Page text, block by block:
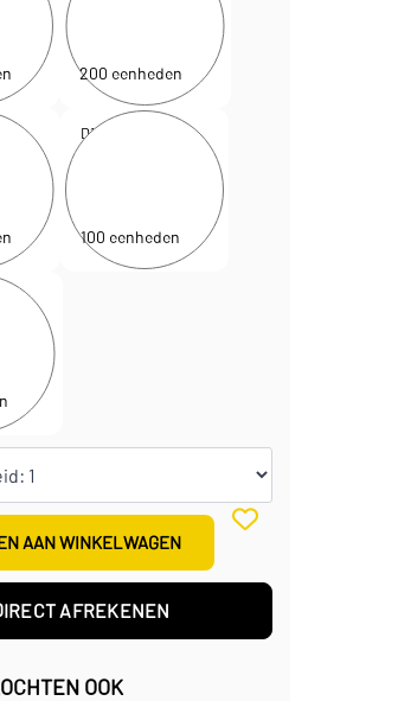
200 eenheden
5 cm
D120556
100 eenheden
5 cm
AAN WINKELWAGEN
AFREKENEN
OOK